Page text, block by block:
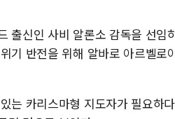
출신인 사비 알론소 감독을 선임
기 반전을 위해 알바로 아르벨로
는 카리스마형 지도자가 필요하